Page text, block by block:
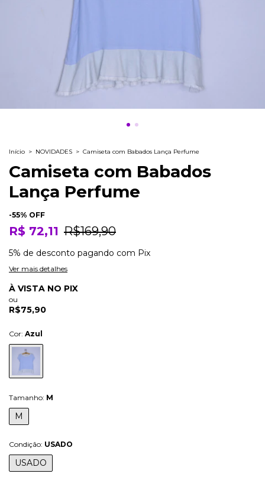
Início > NOVIDADES > Camiseta com Babados Lança Perfume
Camiseta com Babados
Lança Perfume
-55% OFF
R$ 72,11 R$169,90
5% de desconto pagando com Pix
Ver mais detalhes
À VISTA NO PIX
ou
R$75,90
Cor: Azul
Tamanho: M
M
Condição: USADO
USADO